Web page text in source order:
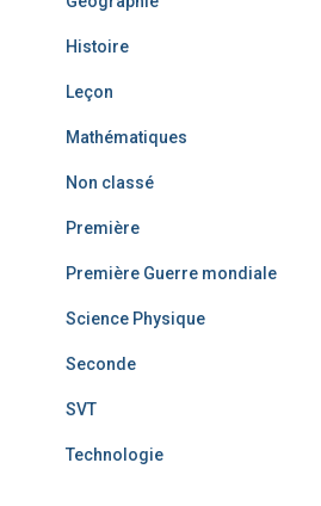
Histoire
Leçon
Mathématiques
Non classé
Première
Première Guerre mondiale
Science Physique
Seconde
SVT
Technologie